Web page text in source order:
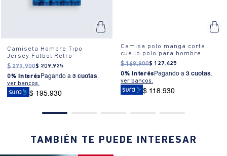
Camiseta Hombre Tipo
Jersey Fútbol Retro
$ 279.900$ 209.925
0% Interés Pagando a 3 cuotas.
ver bancos.
$ 195.930
Camisa polo manga corta
cuello polo para hombre
$ 169.900$ 127.425
0% Interés Pagando a 3 cuotas.
ver bancos.
$ 118.930
TAMBIÉN TE PUEDE INTERESAR